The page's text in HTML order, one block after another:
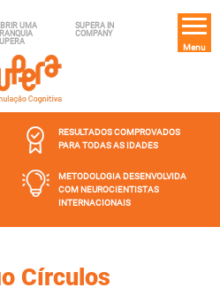
UMA
SUPERA IN
COMPANY
Menu
RESULTADOS COMPROVADOS
PARA TODAS AS IDADES
METODOLOGIA DESENVOLVIDA
COM NEUROCIENTISTAS
INTERNACIONAIS
Círculos